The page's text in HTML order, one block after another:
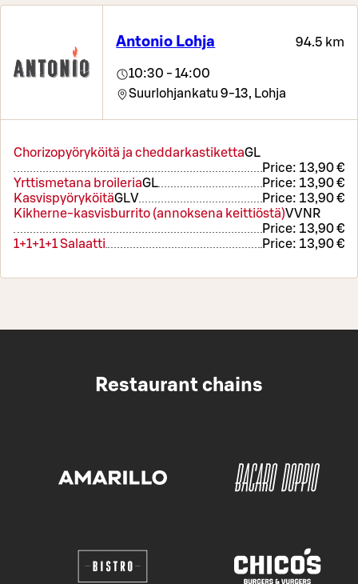
Antonio Lohja 94.5 km
10:30 - 14:00
Suurlohjankatu 9-13, Lohja
Chorizopyöryköitä ja cheddarkastikettaGL
Price: 13,90 €
Yrttismetana broileriaGL Price: 13,90 €
KasvispyöryköitäGLV Price: 13,90 €
Kikherne-kasvisburrito (annoksena keittiöstä)VVNR
Price: 13,90 €
1+1+1+1 Salaatti
Price: 13,90 €
Restaurant chains